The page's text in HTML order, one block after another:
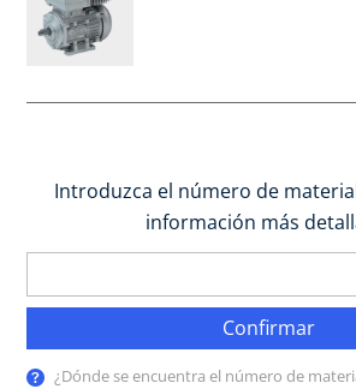
Introduzca el número de
información más
Confirmar
¿Dónde se encuentra el número de